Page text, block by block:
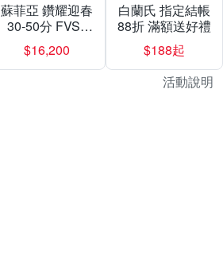
蘇菲亞 鑽耀迎春
30-50分 FVS1
$16200起
$16,200
白蘭氏 指定結帳
88折 滿額送好禮
$188起
活動說明